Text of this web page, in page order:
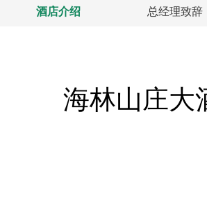
酒店介绍 总经理致辞
海林山庄大